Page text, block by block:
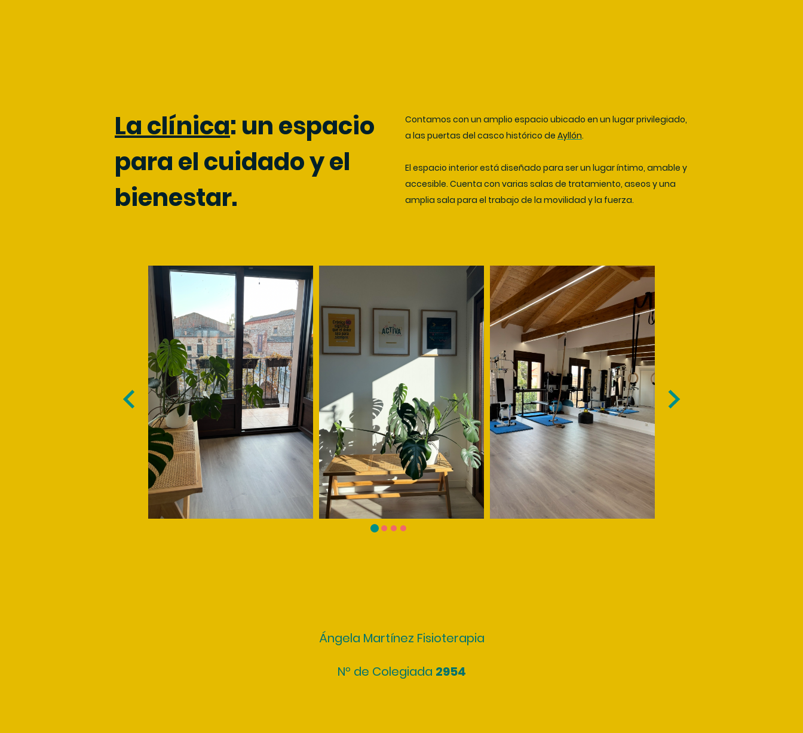
La clínica: un espacio
para el cuidado y el
bienestar.
Contamos con un amplio espacio ubicado en un lugar privilegiado,
a las puertas del casco histórico de Ayllón.
El espacio interior está diseñado para ser un lugar íntimo, amable y
accesible. Cuenta con varias salas de tratamiento, aseos y una
amplia sala para el trabajo de la movilidad y la fuerza.
Ángela Martínez Fisioterapia
Nº de Colegiada 2954